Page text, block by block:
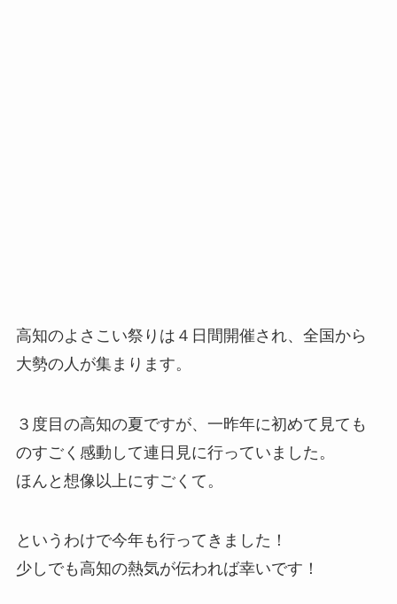
高知のよさこい祭りは４日間開催され、全国から
大勢の人が集まります。
３度目の高知の夏ですが、一昨年に初めて見ても
のすごく感動して連日見に行っていました。
ほんと想像以上にすごくて。
というわけで今年も行ってきました！
少しでも高知の熱気が伝われば幸いです！